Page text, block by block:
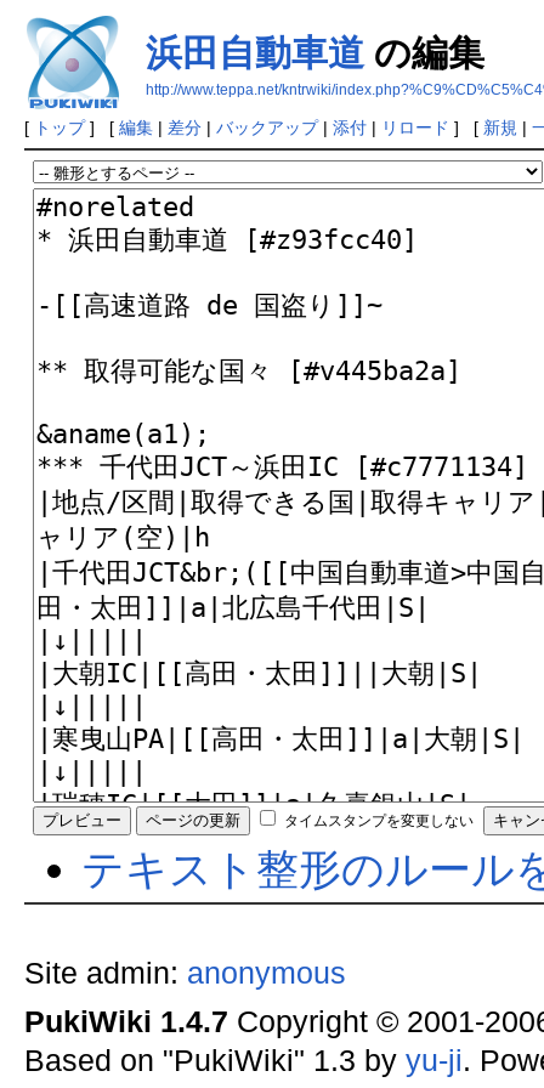
浜田自動車道 の編集
http://www.teppa.net/kntrwiki/
[ トップ] [ 編集| 差分| バックアップ| 添付| リロード ] [ 新規 |
タイムスタンプを変更しない
テキスト整形のルール
Site admin: anonymous
PukiWiki 1.4.7 Copyright © 2001-
Based on "PukiWiki" 1.3 by yu-ji.